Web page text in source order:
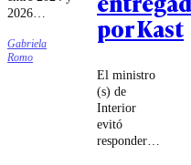
2026
tradicional
diseño del
Gabriela
Romo
por Kast
El ministro
(s) de
Interior
evitó
responder